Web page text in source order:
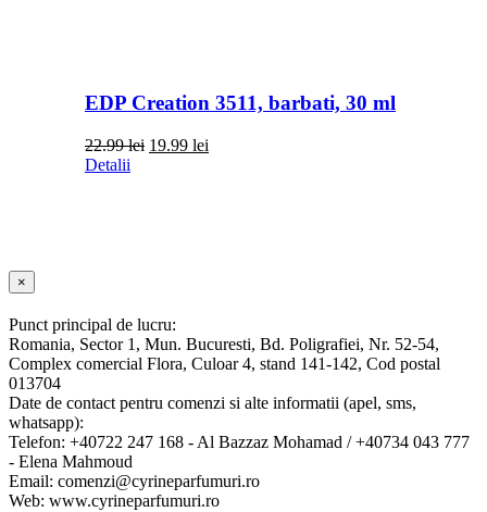
EDP Creation 3511, barbati, 30 ml
22.99lei Prețul
19.99 leiPrețul
Detalii
Close
product
view
×
Punct principal de lucru:
Romania, Sector 1, Mun. Bucuresti, Bd. Poligrafiei, Nr. 52-54,
Complex comercial Flora, Culoar 4, stand 141-142, Cod postal
013704
Date de contact pentru comenzi si alte informatii (apel, sms,
whatsapp):
Telefon: +40722 247 168 - Al Bazzaz Mohamad / +40734 043 777
- Elena Mahmoud
Email: comenzi@cyrineparfumuri.ro
Web: www.cyrineparfumuri.ro